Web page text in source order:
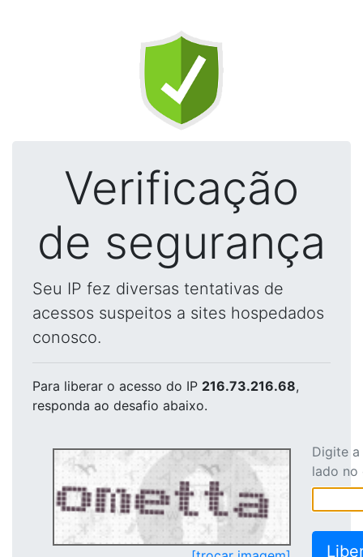
Verificação
de segurança
Seu IP fez diversas tentativas de
acessos suspeitos a sites hospedados
conosco.
Para liberar o acesso do IP 216.73.216.68,
responda ao desafio abaixo.
Digite
lado no